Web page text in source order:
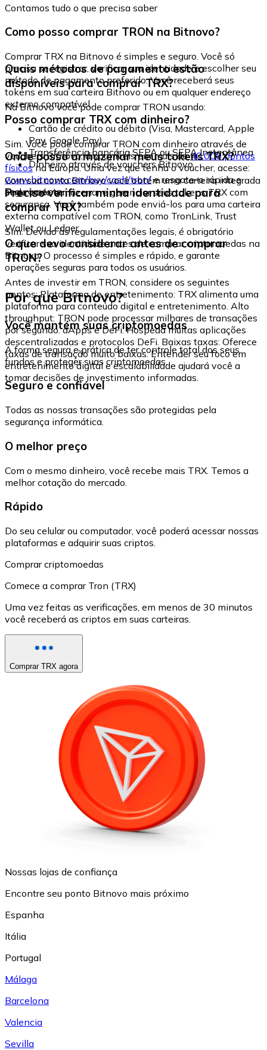
Contamos tudo o que precisa saber
Como posso comprar TRON na Bitnovo?
Comprar TRX na Bitnovo é simples e seguro. Você só
precisa se registrar, verificar sua identidade e escolher seu
método de pagamento preferido. Você receberá seus
tokens em sua carteira Bitnovo ou em qualquer endereço
externo compatível.
Quais métodos de pagamento estão
disponíveis para comprar TRX?
Na Bitnovo você pode comprar TRON usando:
Cartão de crédito ou débito (Visa, Mastercard, Apple
Pay, Google Pay)
Transferência bancária SEPA ou SEPA Instantânea
Dinheiro através de vouchers Bitnovo
Posso comprar TRX com dinheiro?
Sim. Você pode comprar TRON com dinheiro através de
vouchers Bitnovo, disponíveis em mais de40.000 pontos
físicosna Europa. Uma vez que tenha o voucher, acesse:
www.bitnovo.com/buy/cash/tron/e resgate-o rápida e
seguramente.
Onde posso armazenar meus tokens TRX?
Com sua conta Bitnovo você obtém uma carteira integrada
onde pode armazenar e gerenciar seus tokens TRX com
segurança. Você também pode enviá-los para uma carteira
externa compatível com TRON, como TronLink, Trust
Wallet ou Ledger.
Preciso verificar minha identidade para
comprar TRX?
Sim. Devido às regulamentações legais, é obrigatório
verificar sua identidade antes de comprar criptomoedas na
Bitnovo. O processo é simples e rápido, e garante
operações seguras para todos os usuários.
O que devo considerar antes de comprar
TRON?
Antes de investir em TRON, considere os seguintes
pontos: Plataforma de entretenimento: TRX alimenta uma
plataforma para conteúdo digital e entretenimento. Alto
throughput: TRON pode processar milhares de transações
por segundo. dApps e DeFi: Hospeda muitas aplicações
descentralizadas e protocolos DeFi. Baixas taxas: Oferece
taxas de transação muito baixas. Entender seu foco em
entretenimento digital e escalabilidade ajudará você a
tomar decisões de investimento informadas.
Por que Bitnovo?
Você mantém suas criptomoedas
A forma segura e prática de ter controle total dos seus
fundos e proteger suas criptomoedas.
Seguro e confiável
Todas as nossas transações são protegidas pela
segurança informática.
O melhor preço
Com o mesmo dinheiro, você recebe mais TRX. Temos a
melhor cotação do mercado.
Rápido
Do seu celular ou computador, você poderá acessar nossas
plataformas e adquirir suas criptos.
Comprar criptomoedas
Comece a comprar Tron (TRX)
Uma vez feitas as verificações, em menos de 30 minutos
você receberá as criptos em suas carteiras.
Comprar TRX agora
Nossas lojas de confiança
Encontre seu ponto Bitnovo mais próximo
Espanha
Itália
Portugal
Málaga
Barcelona
Valencia
Sevilla